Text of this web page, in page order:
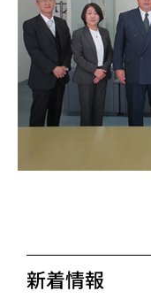
新着情報